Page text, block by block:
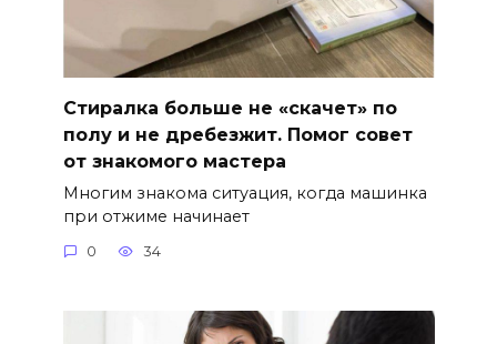
Стиралка больше не «скачет» по
полу и не дребезжит. Помог совет
от знакомого мастера
Многим знакома ситуация, когда машинка
при отжиме начинает
0 34